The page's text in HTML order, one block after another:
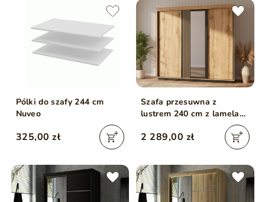
Pólki do szafy 244 cm
Nuveo
325,00 zł
Szafa przesuwna z
lustrem 240 cm z lamelami
do sypialni Lavore Dąb
Wotan, Czarny
2 289,00 zł